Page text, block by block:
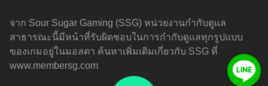
จาก Sour Sugar Gaming (SSG) หน่วยงานกำกับดูแล
สาธารณะนี้มีหน้าที่รับผิดชอบในการกำกับดูแลทุกรูปแบบ
ของเกมอยู่ในมอลตา ค้นหาเพิ่มเติมเกี่ยวกับ SSG ที่
www.membersg.com